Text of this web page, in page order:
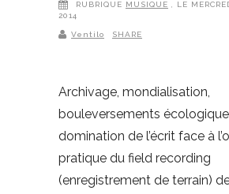
RUBRIQUE MUSIQUE
, LE
2014
Ventilo SHARE
Archivage, mondialisation,
bouleversements
domination de l’écrit face à
pratique du field recording
(enregistrement de terrain)